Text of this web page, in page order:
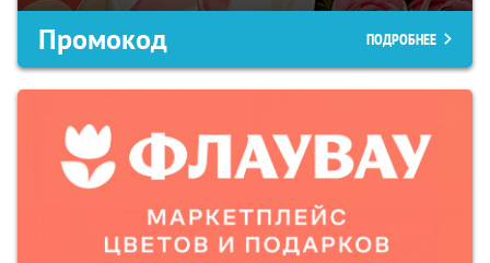
Промокод ПОДРОБНЕЕ